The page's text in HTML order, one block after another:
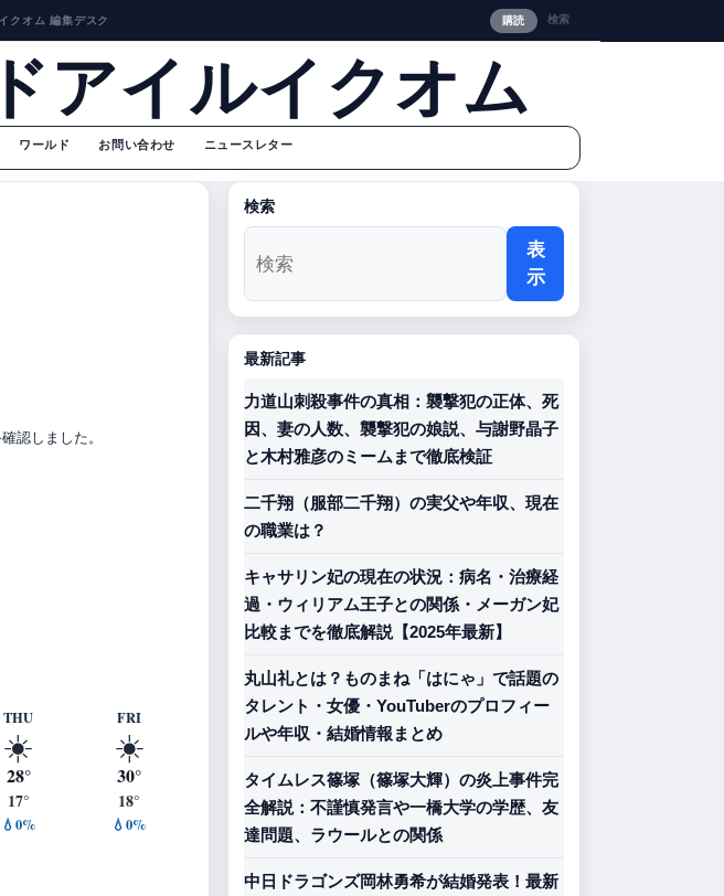
クオム 編集デスク 購読 検索
アイルイクオム
ワールド お問い合わせ ニュースレター
認しました。
THU
☀️
28°
17°
💧0%
FRI
☀️
30°
18°
💧0%
検索
表
示
最新記事
力道山刺殺事件の真相：襲撃犯の正体、死
因、妻の人数、襲撃犯の娘説、与謝野晶子
と木村雅彦のミームまで徹底検証
二千翔（服部二千翔）の実父や年収、現在
の職業は？
キャサリン妃の現在の状況：病名・治療経
過・ウィリアム王子との関係・メーガン妃
比較までを徹底解説【2025年最新】
丸山礼とは？ものまね「はにゃ」で話題の
タレント・女優・YouTuberのプロフィー
ルや年収・結婚情報まとめ
タイムレス篠塚（篠塚大輝）の炎上事件完
全解説：不謹慎発言や一橋大学の学歴、友
達問題、ラウールとの関係
中日ドラゴンズ岡林勇希が結婚発表！最新